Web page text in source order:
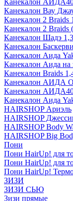
Канекалон
Канекалон Вау
Канекалон 2 Braids
Канекалон 2 Braids
Канекалон Шадэ
Канекалон
Канекалон Аида
Канекалон Аида на
Канекалон Braids
Канекалон АИДА
Канекалон
Канекалон Аида
HAIRSHOP Ариэль
HAIRSHOP
HAIRSHOP Body
HAIRSHOP Big
Пони
Пони HairUp! для
Пони HairUp! для
Пони HairUp!
ЗИЗИ
ЗИЗИ СЬЮ
Зизи прямые